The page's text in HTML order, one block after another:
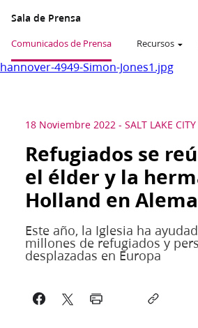
Sala de Prensa
Comunicados de Prensa Recursos
hannover-4949-Simon-Jones1.jpg
18 Noviembre 2022 - SALT LAKE CITY
Refugiados se
el élder y la
Holland en
Este año, la Iglesia ha
millones de refugiados y
desplazadas en Europa